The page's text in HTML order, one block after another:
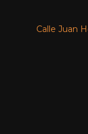
Calle Juan